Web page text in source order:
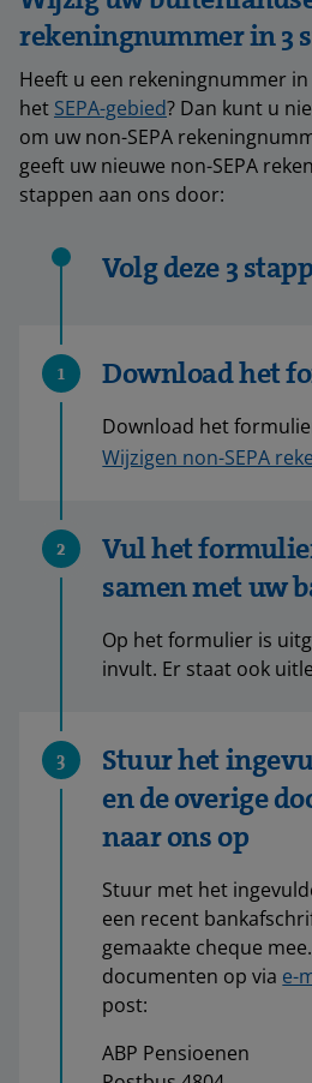
rekeningnummer in 3
Heeft u een rekeningnummer
het SEPA-gebied? Dan kunt u
om uw non-SEPA
geeft uw nieuwe non-SEPA
stappen aan ons door:
Volg deze 3
1 Download het
Download het
Wijzigen non-SEPA
2
Vul het
samen met uw
Op het formulier is
invult. Er staat ook
3
Stuur het
en de overige
naar ons op
Stuur met het
een recent
gemaakte cheque
documenten op via e-
post:
ABP Pensioenen